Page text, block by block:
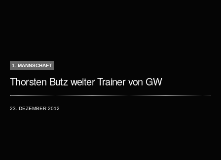
1. MANNSCHAFT
Thorsten Butz weiter Trainer von GW
23. DEZEMBER 2012